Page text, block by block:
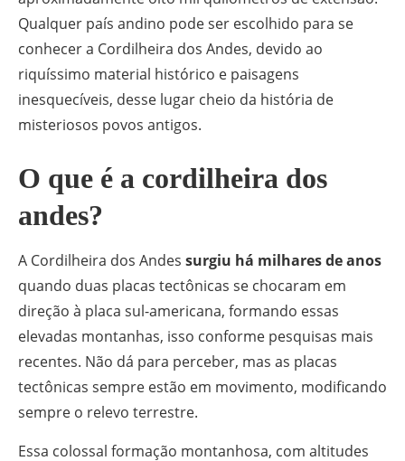
Qualquer país andino pode ser escolhido para se
conhecer a Cordilheira dos Andes, devido ao
riquíssimo material histórico e paisagens
inesquecíveis, desse lugar cheio da história de
misteriosos povos antigos.
O que é a cordilheira dos
andes?
A Cordilheira dos Andes surgiu há milhares de anos
quando duas placas tectônicas se chocaram em
direção à placa sul-americana, formando essas
elevadas montanhas, isso conforme pesquisas mais
recentes. Não dá para perceber, mas as placas
tectônicas sempre estão em movimento, modificando
sempre o relevo terrestre.
Essa colossal formação montanhosa, com altitudes